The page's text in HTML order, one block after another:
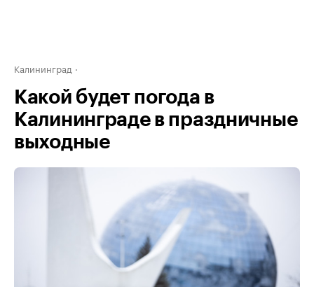
Калининград
Какой будет погода в
Калининграде в праздничные
выходные